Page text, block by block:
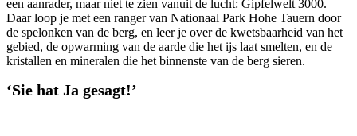
een aanrader, maar niet te zien vanuit de lucht: Gipfelwelt 3000.
Daar loop je met een ranger van Nationaal Park Hohe Tauern door
de spelonken van de berg, en leer je over de kwetsbaarheid van het
gebied, de opwarming van de aarde die het ijs laat smelten, en de
kristallen en mineralen die het binnenste van de berg sieren.
‘Sie hat Ja gesagt!’